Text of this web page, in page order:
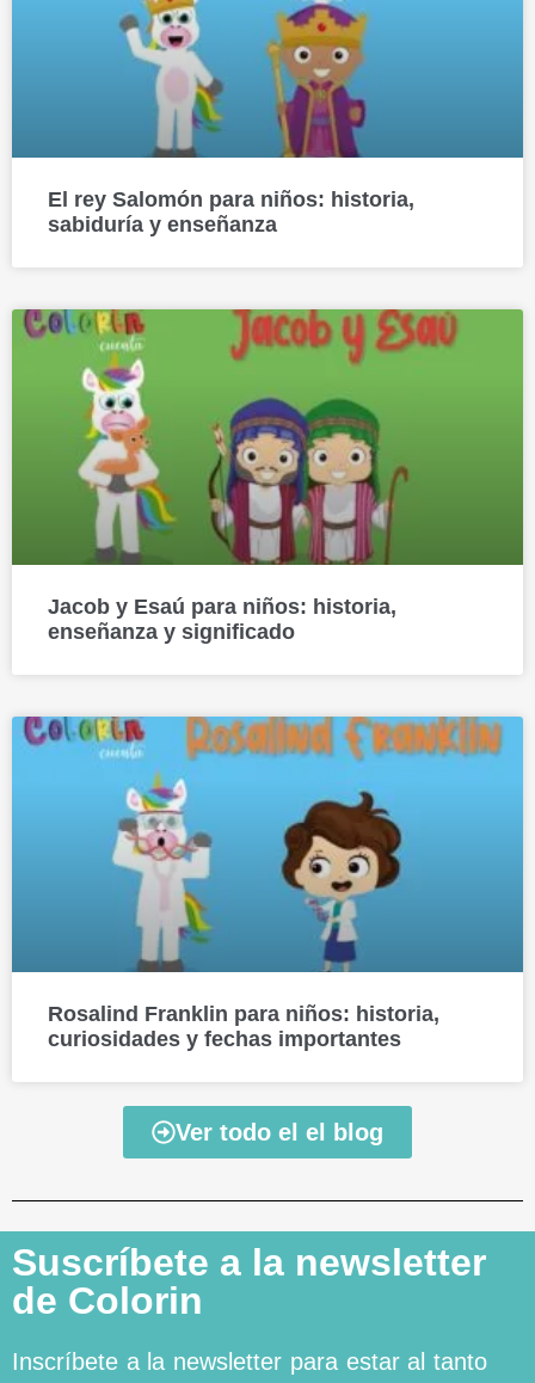
El rey Salomón para niños: historia,
sabiduría y enseñanza
Jacob y Esaú para niños: historia,
enseñanza y significado
Rosalind Franklin para niños: historia,
curiosidades y fechas importantes
Ver todo el el blog
Suscríbete a la newsletter
de Colorin
Inscríbete a la newsletter para estar al tanto